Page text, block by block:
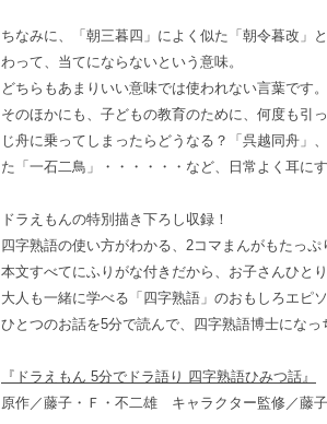
ちなみに、「朝三暮四」によく似た「朝令暮改」
わって、当てにならないという意味。
どちらもあまりいい意味では使われない言葉です。
そのほかにも、子どもの教育のために、何度も引
じ舟に乗ってしまったらどうなる？「呉越同舟」
た「一石二鳥」・・・・・・など、日常よく耳に
ドラえもんの特別描き下ろし収録！
四字熟語の使い方がわかる、2コマまんがもたっぷ
本文すべてにふりがな付きだから、お子さんひと
大人も一緒に学べる「四字熟語」のおもしろエピ
ひとつのお話を5分で読んで、四字熟語博士になっ
『ドラえもん 5分でドラ語り 四字熟語ひみつ話』
原作／藤子・Ｆ・不二雄 キャラクター監修／藤